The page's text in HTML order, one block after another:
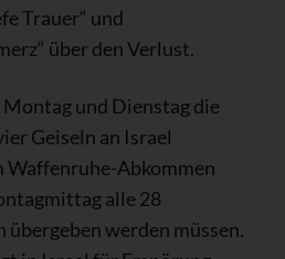
Trauer“ und
über den Verlust.
und Dienstag die
Geiseln an Israel
Waffenruhe-Abkommen
alle 28
übergeben werden müssen.